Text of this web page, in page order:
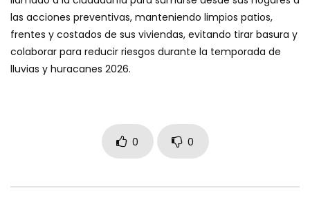
las acciones preventivas, manteniendo limpios patios,
frentes y costados de sus viviendas, evitando tirar basura y
colaborar para reducir riesgos durante la temporada de
lluvias y huracanes 2026.
0 0